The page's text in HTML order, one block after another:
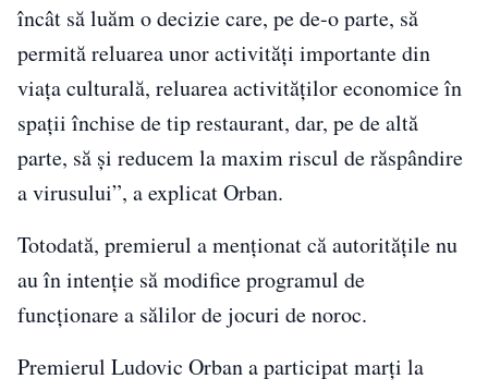
încât să luăm o decizie care, pe de-o parte, să
permită reluarea unor activităţi importante din
viaţa culturală, reluarea activităţilor economice în
spaţii închise de tip restaurant, dar, pe de altă
parte, să şi reducem la maxim riscul de răspândire
a virusului”, a explicat Orban.
Totodată, premierul a menţionat că autorităţile nu
au în intenţie să modifice programul de
funcţionare a sălilor de jocuri de noroc.
Premierul Ludovic Orban a participat marţi la